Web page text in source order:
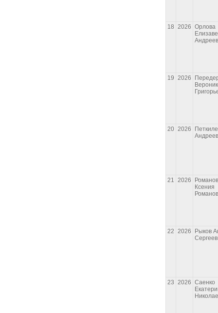
18 2026 Орлова
19 2026
20 2026
21 2026
Ксения
22 2026
Рыков
23 2026 Саенко